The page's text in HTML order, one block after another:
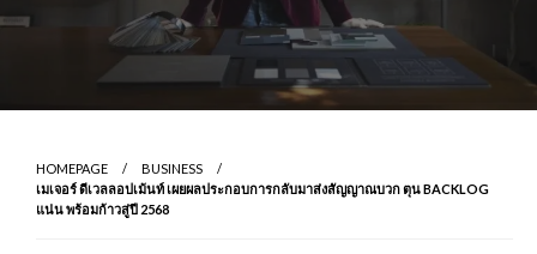
HOMEPAGE
BUSINESS
เมเจอร์ ดีเวลลอปเม้นท์ เผยผลประกอบการกลับมาส่งสัญญาณบวก ตุน BACKLOG
แน่น พร้อมก้าวสู่ปี 2568